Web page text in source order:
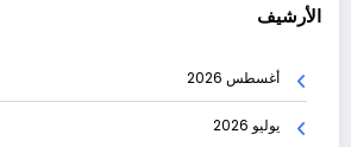
الأرشيف
أغسطس 2026
يوليو 2026